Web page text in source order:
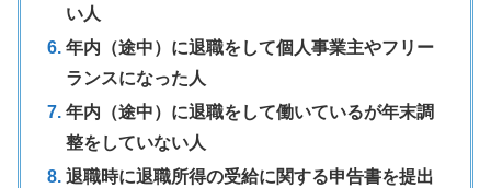
い人
年内（途中）に退職をして個人事業主やフリー
ランスになった人
年内（途中）に退職をして働いているが年末調
整をしていない人
退職時に退職所得の受給に関する申告書を提出